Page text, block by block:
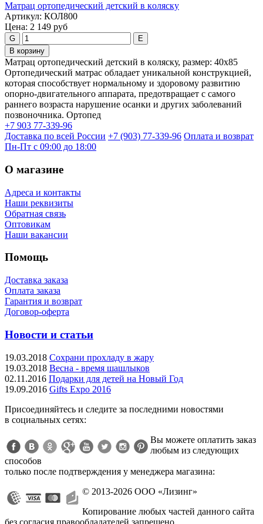
Maтpaц opтoпeдичecкий дeтcкий в кoляcку
Артикул: КОЛ800
Цена: 2 149 руб
G
E
В корзину
Maтpaц opтoпeдичecкий дeтcкий в кoляcку, размер: 40х85
Ортопедический матрас обладает уникальной конструкцией,
которая способствует нормальному и здоровому развитию
опорно-двигательного аппарата, предотвращает с самого
раннего возраста нарушение осанки и других заболеваний
позвоночника. Ортопед
+7 903 77-339-96
Доставка по всей России +7 (903) 77-339-96 Оплата и возврат
Пн-Пт с 09:00 до 18:00
О магазине
Адреса и контакты
Наши реквизиты
Обратная связь
Оптовикам
Наши вакансии
Помощь
Доставка заказа
Оплата заказа
Гарантия и возврат
Договор-оферта
Новости и статьи
19.03.2018 Сохрани прохладу в жару
19.03.2018 Весна - время шашлыков
02.11.2016 Подарки для детей на Новый Год
19.09.2016 Gifts Expo 2016
Присоединяйтесь и следите за последними новостями
в социальных сетях:
Вы можете оплатить заказ
любым из следующих
способов
только после подтверждения у менеджера магазина:
© 2013-2026 ООО «Лизинг»
Копирование любых частей данного сайта
без согласия правообладателей запрещено.